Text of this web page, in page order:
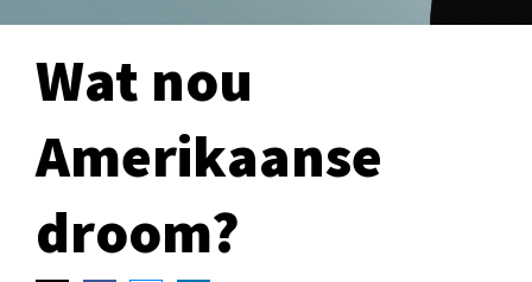
Wat nou
Amerikaanse
droom?